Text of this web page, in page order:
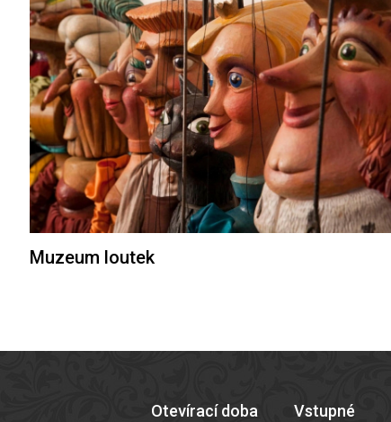
Muzeum loutek
Otevírací doba Vstupné